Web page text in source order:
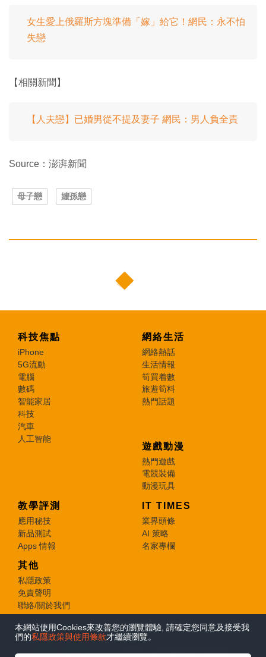
本網站使用Cookies來改善您的瀏覽體驗, 請確定您同意及接受我
們的私隱政策與使用條款才繼續瀏覽。
女生愛上俄羅斯方塊準備「嫁」給它！網民：永不怕
失戀
【相關新聞】
【人夫戀】已婚男從不提及妻子 網民：男人負全責
Source：澎湃新聞
母子戀 嬤孫戀
科技焦點
iPhone
5G流動
電腦
數碼
智能家居
科技
汽車
人工智能
網絡生活
網絡熱話
生活情報
筍買着數
旅遊筍料
熱門話題
遊戲動漫
熱門遊戲
電競裝備
動漫玩具
教學評測
應用秘技
新品測試
Apps 情報
IT TIMES
業界頭條
AI 策略
名家專欄
其他
私隱政策
免責聲明
聯絡/關於我們
© 2026 e-zone. All Rights Reserved.